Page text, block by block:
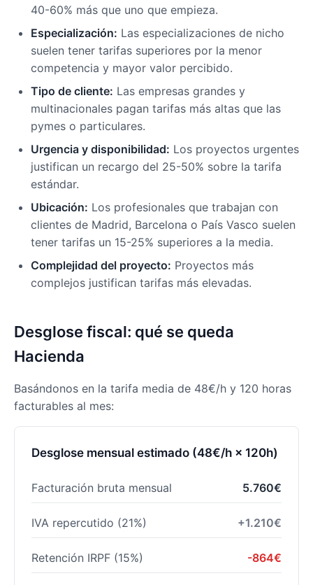
40-60% más que uno que empieza.
Especialización: Las especializaciones de nicho
suelen tener tarifas superiores por la menor
competencia y mayor valor percibido.
Tipo de cliente: Las empresas grandes y
multinacionales pagan tarifas más altas que las
pymes o particulares.
Urgencia y disponibilidad: Los proyectos urgentes
justifican un recargo del 25-50% sobre la tarifa
estándar.
Ubicación: Los profesionales que trabajan con
clientes de Madrid, Barcelona o País Vasco suelen
tener tarifas un 15-25% superiores a la media.
Complejidad del proyecto: Proyectos más
complejos justifican tarifas más elevadas.
Desglose fiscal: qué se queda
Hacienda
Basándonos en la tarifa media de 48€/h y 120 horas
facturables al mes:
Desglose mensual estimado (48€/h × 120h)
Facturación bruta mensual 5.760€
IVA repercutido (21%) +1.210€
Retención IRPF (15%) -864€